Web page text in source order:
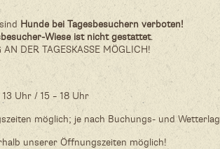
Hunde bei Tagesbesuchern verboten!
Wiese ist nicht gestattet.
AN DER TAGESKASSE MÖGLICH!
/ 15 – 18 Uhr
möglich; je nach Buchungs- und
unserer Öffnungszeiten möglich!